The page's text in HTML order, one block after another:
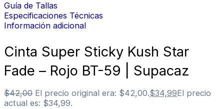
Guía de Tallas
Especificaciones Técnicas
Información adicional
Cinta Super Sticky Kush Star
Fade – Rojo BT-59 | Supacaz
$42,00 El precio original era: $42,00.$34,99El precio
actual es: $34,99.